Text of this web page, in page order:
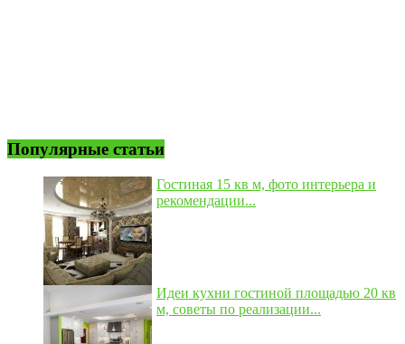
Популярные статьи
Гостиная 15 кв м, фото интерьера и
рекомендации...
Идеи кухни гостиной площадью 20 кв
м, советы по реализации...